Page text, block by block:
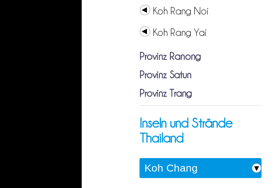
Koh Rang Noi
Koh Rang Yai
Provinz Ranong
Provinz Satun
Provinz Trang
Inseln und Strände
Thailand